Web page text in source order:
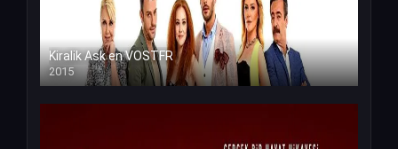
Kiralik Ask en VOSTFR
2015